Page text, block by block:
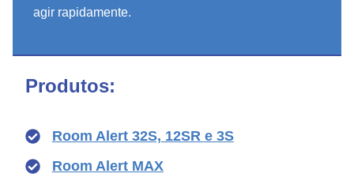
agir rapidamente.
Produtos:
Room Alert 32S, 12SR e 3S
Room Alert MAX